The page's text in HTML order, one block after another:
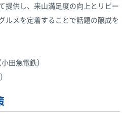
提供し、来山満足度の向上とリピー
ルメを定着することで話題の醸成を
田急電鉄）